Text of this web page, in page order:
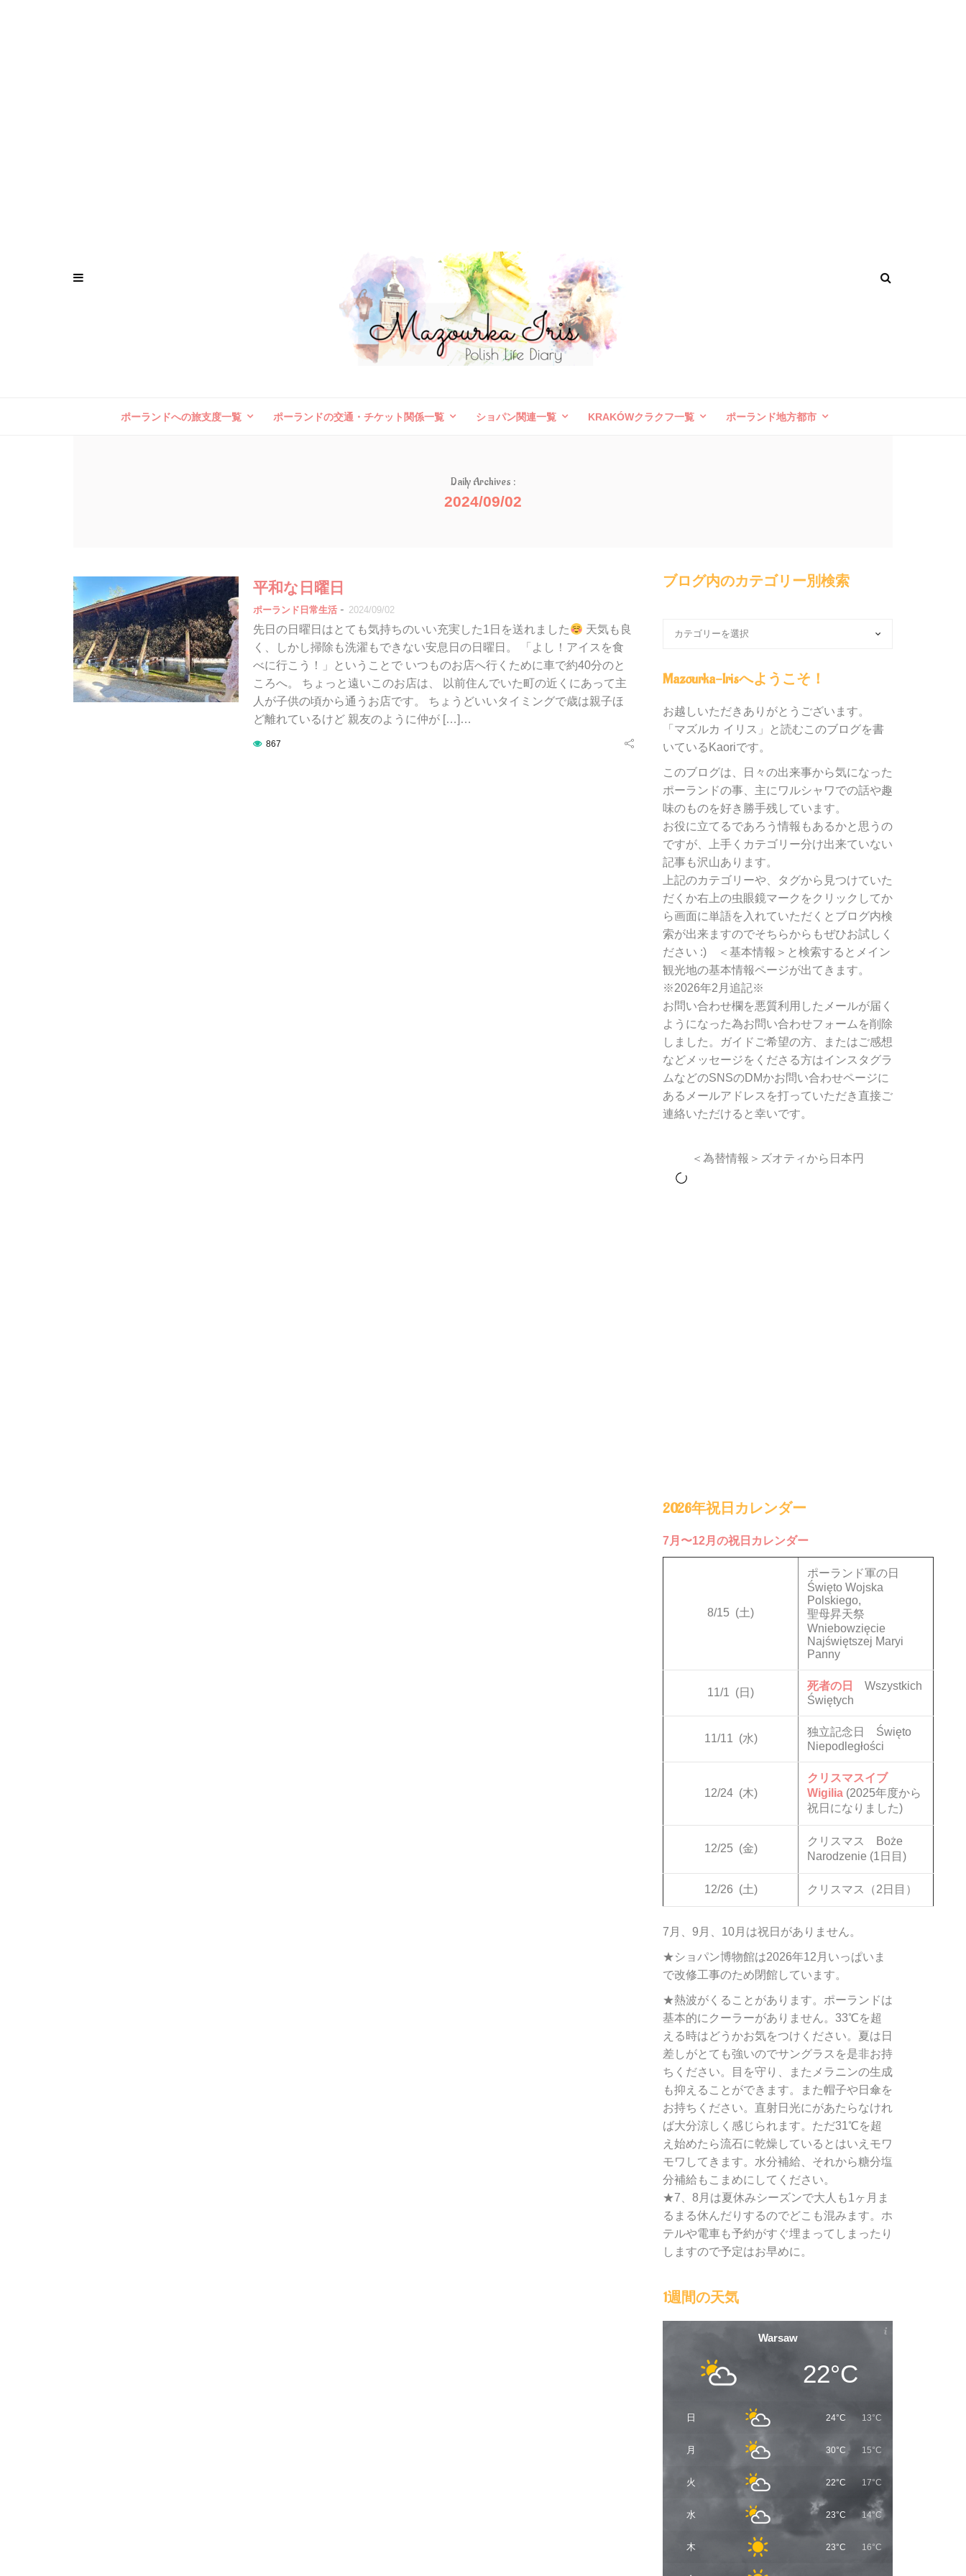
ポーランドへの旅支度一覧 ポーランドの交通・チケット関係一覧 ショパン関連一覧 KRAKÓWクラクフ一覧 ポーランド地方都市
Daily Archives :
2024/09/02
平和な日曜日
ポーランド日常生活 - 2024/09/02
先日の日曜日はとても気持ちのいい充実した1日を送れました
天気も良
く、しかし掃除も洗濯もできない安息日の日曜日。 「よし！アイスを食
べに行こう！」ということで いつものお店へ行くために車で約40分のと
ころへ。 ちょっと遠いこのお店は、 以前住んでいた町の近くにあって主
人が子供の頃から通うお店です。 ちょうどいいタイミングで歳は親子ほ
ど離れているけど 親友のように仲が […]…
867
ブログ内のカテゴリー別検索
内
の
テ
ゴ
リ
別
検
索
Mazourka-Irisへようこそ！
お越しいただきありがとうございます。
「マズルカ イリス」と読むこのブログを書
いているKaoriです。
このブログは、日々の出来事から気になった
ポーランドの事、主にワルシャワでの話や趣
味のものを好き勝手残しています。
お役に立てるであろう情報もあるかと思うの
ですが、上手くカテゴリー分け出来ていない
記事も沢山あります。
上記のカテゴリーや、タグから見つけていた
だくか右上の虫眼鏡マークをクリックしてか
ら画面に単語を入れていただくとブログ内検
索が出来ますのでそちらからもぜひお試しく
ださい :) ＜基本情報＞と検索するとメイン
観光地の基本情報ページが出てきます。
※2026年2月追記※
お問い合わせ欄を悪質利用したメールが届く
ようになった為お問い合わせフォームを削除
しました。ガイドご希望の方、またはご感想
などメッセージをくださる方はインスタグラ
ムなどのSNSのDMかお問い合わせページに
あるメールアドレスを打っていただき直接ご
連絡いただけると幸いです。
＜為替情報＞ズオティから日本円
2026年祝日カレンダー
7月〜12月の祝日カレンダー
8/15 (土)
ポーランド軍の日
Święto Wojska
Polskiego,
聖母昇天祭
Wniebowzięcie
Najświętszej Maryi
Panny
11/1 (日)
死者の日
Wszystkich
Świętych
11/11 (水)
独立記念日 Święto
Niepodległości
12/24 (木)
クリスマスイブ
Wigilia (2025年度から
祝日になりました)
12/25 (金)
クリスマス Boże
Narodzenie (1日目)
12/26 (土) クリスマス（2日目）
7月、9月、10月は祝日がありません。
★ショパン博物館は2026年12月いっぱいま
で改修工事のため閉館しています。
★熱波がくることがあります。ポーランドは
基本的にクーラーがありません。33℃を超
える時はどうかお気をつけください。夏は日
差しがとても強いのでサングラスを是非お持
ちください。目を守り、またメラニンの生成
も抑えることができます。また帽子や日傘を
お持ちください。直射日光にがあたらなけれ
ば大分涼しく感じられます。ただ31℃を超
え始めたら流石に乾燥しているとはいえモワ
モワしてきます。水分補給、それから糖分塩
分補給もこまめにしてください。
★7、8月は夏休みシーズンで大人も1ヶ月ま
るまる休んだりするのでどこも混みます。ホ
テルや電車も予約がすぐ埋まってしまったり
しますので予定はお早めに。
1週間の天気
Warsaw
22°C
日 24°C 13°C
月 30°C 15°C
火 22°C 17°C
水 23°C 14°C
木 23°C 16°C